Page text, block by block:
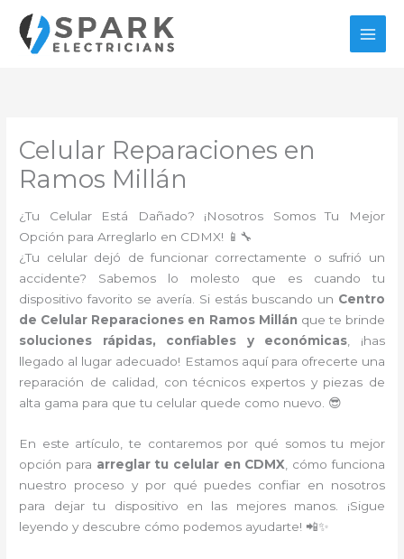
contenido
Celular Reparaciones en
Ramos Millán
¿Tu Celular Está Dañado? ¡Nosotros Somos Tu Mejor
Opción para Arreglarlo en CDMX! 📱🔧
¿Tu celular dejó de funcionar correctamente o sufrió un
accidente? Sabemos lo molesto que es cuando tu
dispositivo favorito se avería. Si estás buscando un Centro
de Celular Reparaciones en Ramos Millán que te brinde
soluciones rápidas, confiables y económicas, ¡has
llegado al lugar adecuado! Estamos aquí para ofrecerte una
reparación de calidad, con técnicos expertos y piezas de
alta gama para que tu celular quede como nuevo. 😎
En este artículo, te contaremos por qué somos tu mejor
opción para arreglar tu celular en CDMX , cómo funciona
nuestro proceso y por qué puedes confiar en nosotros
para dejar tu dispositivo en las mejores manos. ¡Sigue
leyendo y descubre cómo podemos ayudarte! 📲✨